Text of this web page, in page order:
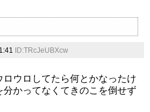
ID:TRcJeUBXcw
ウロしてたら何とかなったけ
分かってなくてきのこを倒せず